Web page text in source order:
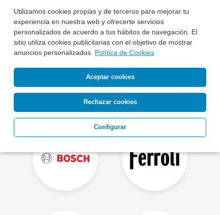
Utilizamos cookies propias y de terceros para mejorar tu
experiencia en nuestra web y ofrecerte servicios
personalizados de acuerdo a tus hábitos de navegación. El
sitio utiliza cookies publicitarias con el objetivo de mostrar
anuncios personalizados. Política de Cookies
Aceptar cookies
Rechazar cookies
Configurar
Otras Marcas de Aire Acondicionado